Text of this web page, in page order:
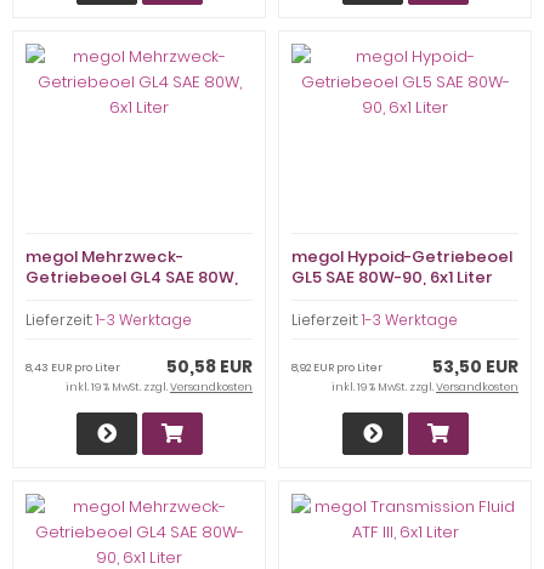
megol Mehrzweck-
Getriebeoel GL4 SAE 80W,
Lieferzeit:1-3 Werktage
50,58 EUR
8,43 EUR pro Liter
inkl. 19 % MwSt. zzgl.Versandkosten
megol Hypoid-Getriebeoel
GL5 SAE 80W-90, 6x1 Liter
Lieferzeit:1-3 Werktage
53,50 EUR
8,92 EUR pro Liter
inkl. 19 % MwSt. zzgl.Versandkosten